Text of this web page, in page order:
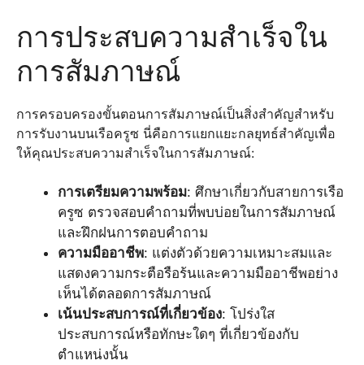
การประสบความสำเร็จใน
การสัมภาษณ์
การครอบครองขั้นตอนการสัมภาษณ์เป็นสิ่งสำคัญสำหรับ
การรับงานบนเรือครูซ นี่คือการแยกแยะกลยุทธ์สำคัญเพื่อ
ให้คุณประสบความสำเร็จในการสัมภาษณ์:
การเตรียมความพร้อม: ศึกษาเกี่ยวกับสายการเรือ
ครูซ ตรวจสอบคำถามที่พบบ่อยในการสัมภาษณ์
และฝึกฝนการตอบคำถาม
ความมืออาชีพ: แต่งตัวด้วยความเหมาะสมและ
แสดงความกระตือรือร้นและความมืออาชีพอย่าง
เห็นได้ตลอดการสัมภาษณ์
เน้นประสบการณ์ที่เกี่ยวข้อง: โปร่งใส
ประสบการณ์หรือทักษะใดๆ ที่เกี่ยวข้องกับ
ตำแหน่งนั้น